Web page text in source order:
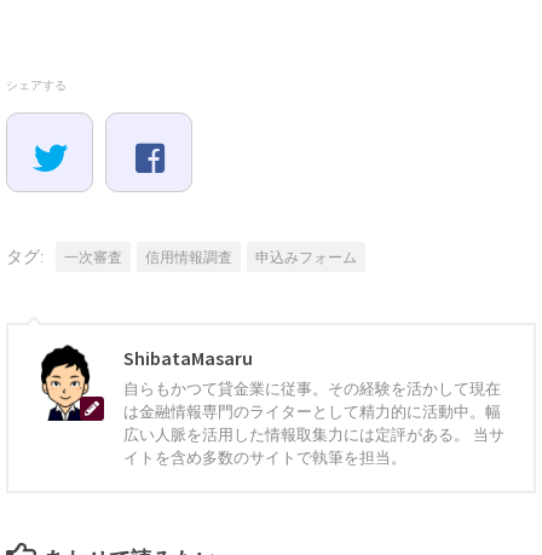
シェアする
タグ: 一次審査 信用情報調査 申込みフォーム
ShibataMasaru
自らもかつて貸金業に従事。その経験を活かして現在
は金融情報専門のライターとして精力的に活動中。幅
広い人脈を活用した情報取集力には定評がある。 当サ
イトを含め多数のサイトで執筆を担当。